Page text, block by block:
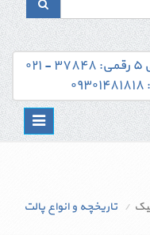
Toggle
تاریخچه و انواع پالت